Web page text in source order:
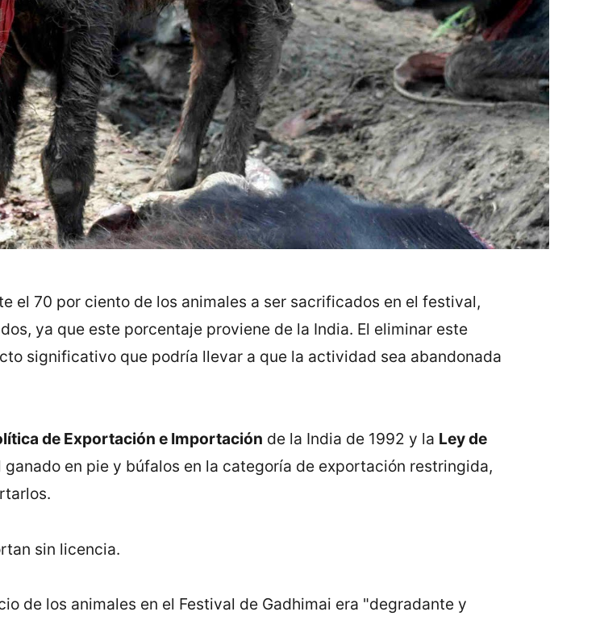
el 70 por ciento de los animales a ser sacrificados en el festival,
ya que este porcentaje proviene de la India. El eliminar este
significativo que podría llevar a que la actividad sea abandonada
de Exportación e Importación de la India de 1992 y la Ley de
en pie y búfalos en la categoría de exportación restringida,
sin licencia.
de los animales en el Festival de Gadhimai era "degradante y